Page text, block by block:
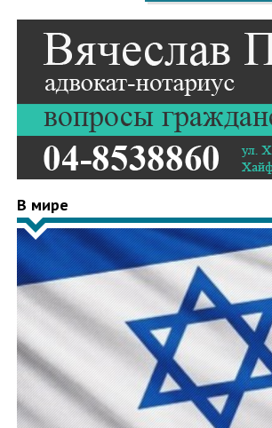
В мире